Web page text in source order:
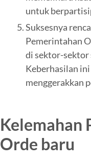
untuk
Suksesnya
Pemerintahan
di sektor-sektor
Keberhasilan
menggerakkan
Kelemahan
Orde baru